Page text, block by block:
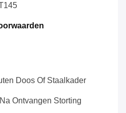
Doos Of Staalkader
Ontvangen Storting